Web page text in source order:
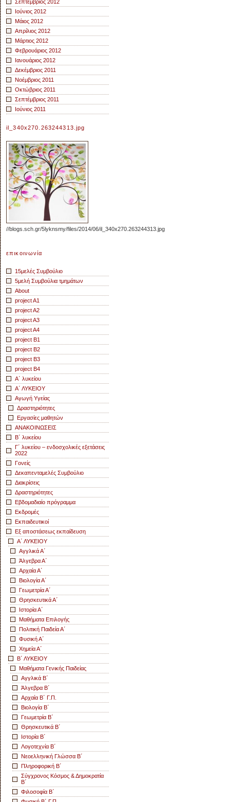
Σεπτέμβριος 2012
Ιούνιος 2012
Μάιος 2012
Απρίλιος 2012
Μάρτιος 2012
Φεβρουάριος 2012
Ιανουάριος 2012
Δεκέμβριος 2011
Νοέμβριος 2011
Οκτώβριος 2011
Σεπτέμβριος 2011
Ιούνιος 2011
il_340x270.263244313.jpg
//blogs.sch.gr/5lyknsmy/files/2014/06/il_340x270.263244313.jpg
επικοινωνία
15μελές Συμβούλιο
5μελή Συμβούλια τμημάτων
About
project A1
project A2
project A3
project A4
project B1
project B2
project B3
project B4
Α΄ λυκείου
Α΄ ΛΥΚΕΙΟΥ
Αγωγή Yγείας
Δραστηριότητες
Εργασίες μαθητών
ΑΝΑΚΟΙΝΩΣΕΙΣ
Β΄ λυκείου
Γ΄ λυκείου – ενδοσχολικές εξετάσεις
2022
Γονείς
Δεκαπενταμελές Συμβούλιο
Διακρίσεις
Δραστηριότητες
Εβδομαδιαίο πρόγραμμα
Εκδρομές
Εκπαιδευτικοί
Εξ αποστάσεως εκπαίδευση
Α΄ ΛΥΚΕΙΟΥ
Αγγλικά Α΄
Άλγεβρα Α΄
Αρχαία Α΄
Βιολογία Α΄
Γεωμετρία Α΄
Θρησκευτικά Α΄
Ιστορία Α΄
Μαθήματα Επιλογής
Πολιτική Παιδεία Α΄
Φυσική Α΄
Χημεία Α΄
Β΄ ΛΥΚΕΙΟΥ
Μαθήματα Γενικής Παιδείας
Αγγλικά Β΄
Άλγεβρα Β΄
Αρχαία Β΄ Γ.Π.
Βιολογία Β΄
Γεωμετρία Β΄
Θρησκευτικά Β΄
Ιστορία Β΄
Λογοτεχνία Β΄
Νεοελληνική Γλώσσα Β΄
Πληροφορική Β΄
Σύγχρονος Κόσμος & Δημοκρατία
Β΄
Φιλοσοφία Β΄